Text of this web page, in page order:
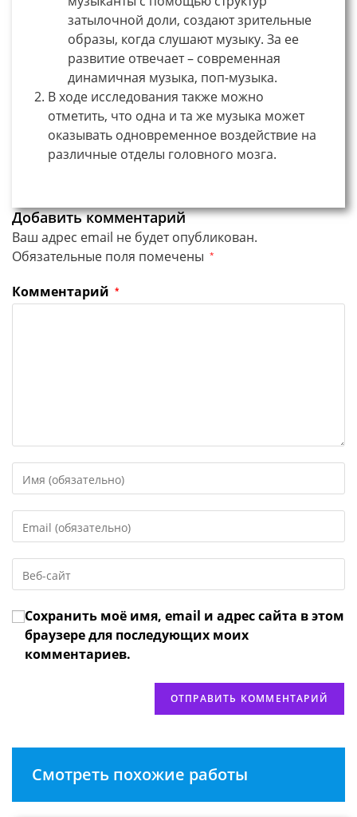
затылочной доли, создают зрительные
образы, когда слушают музыку. За ее
развитие отвечает – современная
динамичная музыка, поп-музыка.
В ходе исследования также можно
отметить, что одна и та же музыка может
оказывать одновременное воздействие на
различные отделы головного мозга.
Добавить комментарий
Ваш адрес email не будет опубликован.
Обязательные поля помечены *
Комментарий *
свое
или
имя
чтобы
прокомментировать
свой
адрес,
чтобы
URL
веб-
сайта
(необязательно)
Сохранить моё имя, email и адрес сайта в этом
браузере для последующих моих
комментариев.
Смотреть похожие работы